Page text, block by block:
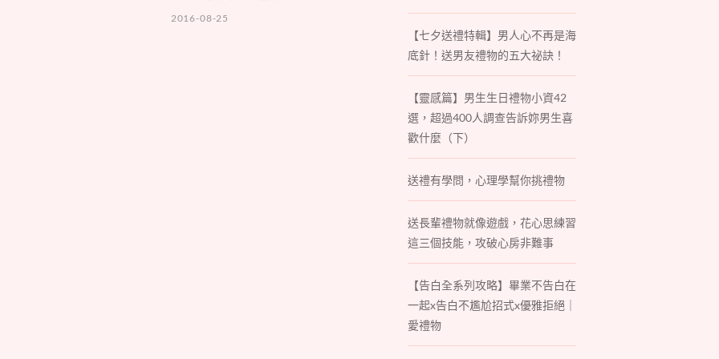
2016-08-25
【七夕送禮特輯】男人心不再是海
底針！送男友禮物的五大祕訣！
【靈感篇】男生生日禮物小資42
選，超過400人調查告訴妳男生喜
歡什麼（下）
送禮有學問，心理學幫你挑禮物
送長輩禮物就像遊戲，花心思練習
這三個技能，攻破心房非難事
【告白全系列攻略】畢業不告白在
一起x告白不尷尬招式x優雅拒絕｜
愛禮物